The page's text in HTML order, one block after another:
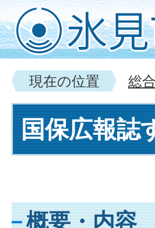
現在の位置 総
国保広報誌
概要・内容